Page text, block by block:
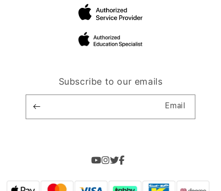
Subscribe to our emails
Email